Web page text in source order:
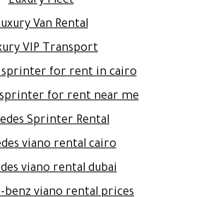
Van Rental
VIP Transport
sprinter for rent in cairo
for rent near me
Sprinter Rental
viano rental cairo
viano rental dubai
benz viano rental prices